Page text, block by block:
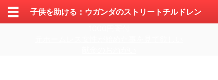
子供を助ける：ウガンダのストリートチルドレン